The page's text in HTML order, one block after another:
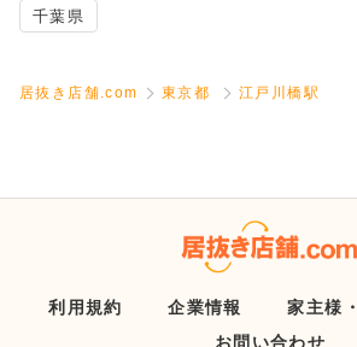
千葉県
居抜き店舗.com 東京都 江戸川橋駅
利用規約 企業情報
家主様
お問い合わせ